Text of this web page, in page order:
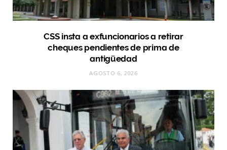
CSS insta a exfuncionarios a retirar
cheques pendientes de prima de
antigüedad
AGOSTO 6, 2026